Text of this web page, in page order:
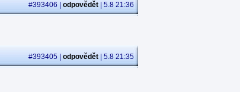
#393406 | odpovědět | 5.8 21:36
#393405 | odpovědět | 5.8 21:35